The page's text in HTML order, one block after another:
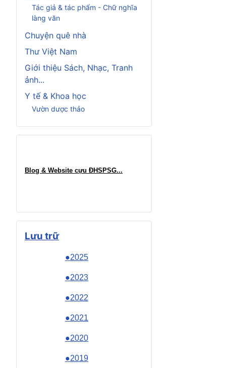
Tác giả & tác phẩm - Chữ nghĩa
làng văn
Chuyện quê nhà
Thư Việt Nam
Giới thiệu Sách, Nhạc, Tranh
ảnh...
Y tế & Khoa học
Vườn dược thảo
Blog & Website cựu ĐHSPSG...
Lưu trữ
●2025
●2023
●2022
●2021
●2020
●2019